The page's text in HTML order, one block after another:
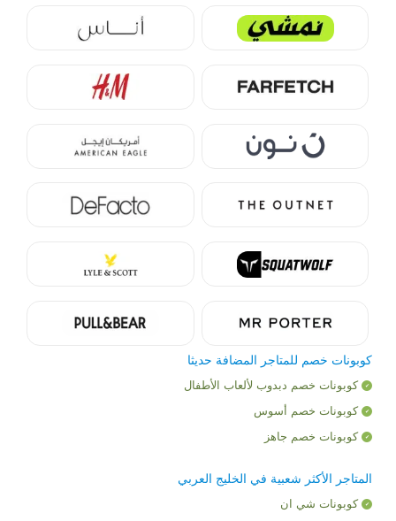
كوبونات خصم للمتاجر المضافة حديثا
كوبونات خصم دبدوب لألعاب الأطفال
كوبونات خصم أسوس
كوبونات خصم جاهز
المتاجر الأكثر شعبية في الخليج العربي
كوبونات شي ان